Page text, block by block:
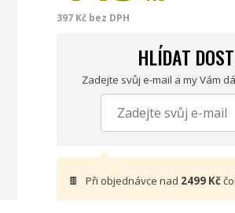
397 Kč bez DPH
HLÍDAT
Zadejte svůj e-mail a my Vám
🍫 Při objednávce nad 2499 Kč